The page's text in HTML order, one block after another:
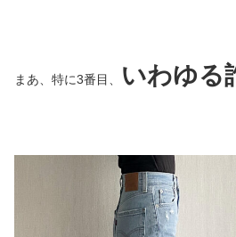
まあ、特に3番目、 いわゆる